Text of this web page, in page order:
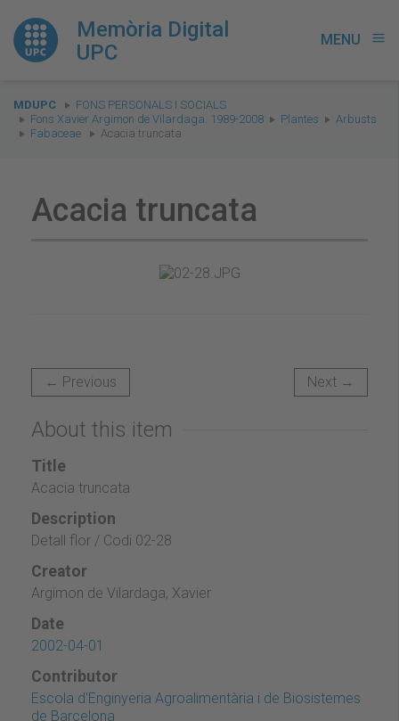
Memòria Digital
UPC
MENU menu
You
are
here:
MDUPC
FONS PERSONALS I SOCIALS
Fons Xavier Argimon de Vilardaga. 1989-2008
Plantes
Arbusts
Fabaceae
Acacia truncata
Acacia truncata
← Previous Next →
About this item
Title
Acacia truncata
Description
Detall flor / Codi 02-28
Creator
Argimon de Vilardaga, Xavier
Date
2002-04-01
Contributor
Escola d'Enginyeria Agroalimentària i de Biosistemes
de Barcelona